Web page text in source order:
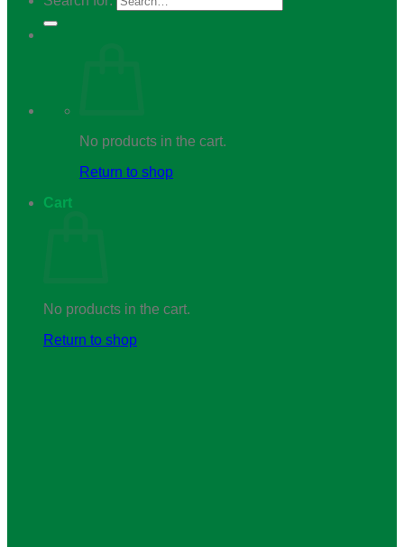
No products in the cart.
Return to shop
Cart
No products in the cart.
Return to shop